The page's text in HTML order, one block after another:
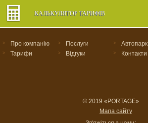
КАЛЬКУЛЯТОР ТАРИФІВ
> Про компанію > Послуги > Автопарк
> Тарифи > Відгуки > Контакти
© 2019 «PORTAGE»
Мапа сайту